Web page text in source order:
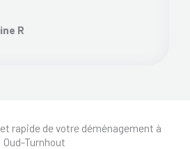
R
rapide de votre déménagement à
Oud-Turnhout